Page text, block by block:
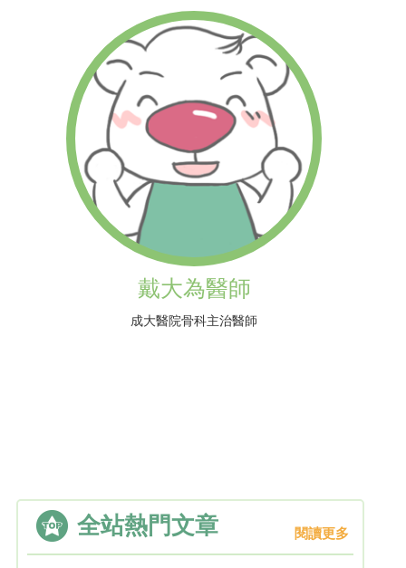
戴大為醫師
成大醫院骨科主治醫師
全站熱門文章 閱讀更多